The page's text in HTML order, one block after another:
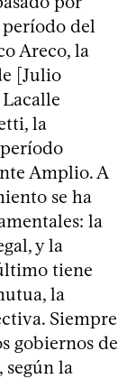
del
Areco, la
[Julio
la
Amplio. A
se ha
la
y la
tiene
la
Siempre
gobiernos de
según la